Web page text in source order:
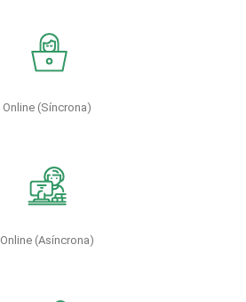
Online (Síncrona)
Online (Asíncrona)